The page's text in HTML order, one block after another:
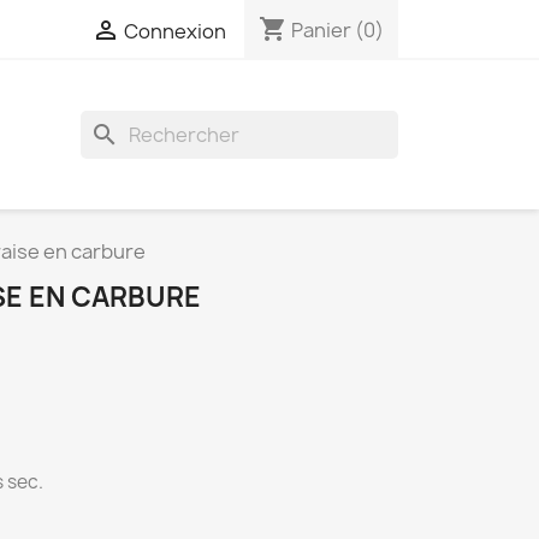
 Connexion shopping_cart Panier (0)
search
en carbure
EN CARBURE
sec.